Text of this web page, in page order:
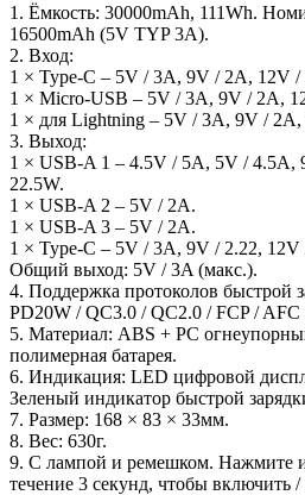
1. Ёмкость: 30000mAh, 111Wh.
16500mAh (5V TYP 3A).
2. Вход:
1 × Type-C – 5V / 3A, 9V / 2A, 12V /
1 × Micro-USB – 5V / 3A, 9V / 2A,
1 × для Lightning – 5V / 3A, 9V /
3. Выход:
1 × USB-A 1 – 4.5V / 5A, 5V / 4.5A,
22.5W.
1 × USB-A 2 – 5V / 2A.
1 × USB-A 3 – 5V / 2A.
1 × Type-C – 5V / 3A, 9V / 2.22, 12V
Общий выход: 5V / 3A (макс.).
4. Поддержка протоколов быстрой
PD20W / QC3.0 / QC2.0 / FCP / AFC
5. Материал: ABS + PC
полимерная батарея.
6. Индикация: LED цифровой
Зеленый индикатор быстрой
7. Размер: 168 × 83 × 33мм.
8. Вес: 630г.
9. С лампой и ремешком. Нажмите
течение 3 секунд, чтобы включить